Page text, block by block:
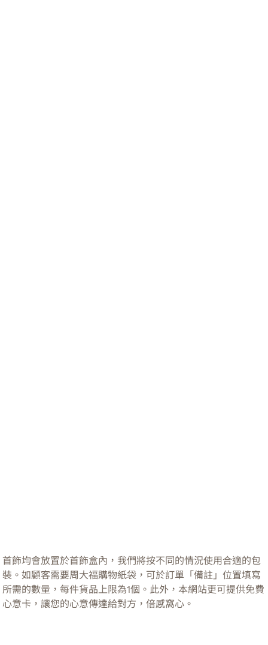
首飾均會放置於首飾盒內，我們將按不同的情況使用合適的包
裝。如顧客需要周大福購物紙袋，可於訂單「備註」位置填寫
所需的數量，每件貨品上限為1個。此外，本網站更可提供免費
心意卡，讓您的心意傳達給對方，倍感窩心。